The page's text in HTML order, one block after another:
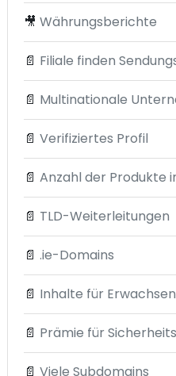
🎥 Währungsberichte
📄 Filiale finden
📄 Multinationale
📄 Verifiziertes Profil
📄 Anzahl der Produkte
📄 TLD-Weiterleitungen
📄 .ie-Domains
📄 Inhalte für
📄 Prämie für
📄 Viele Subdomains